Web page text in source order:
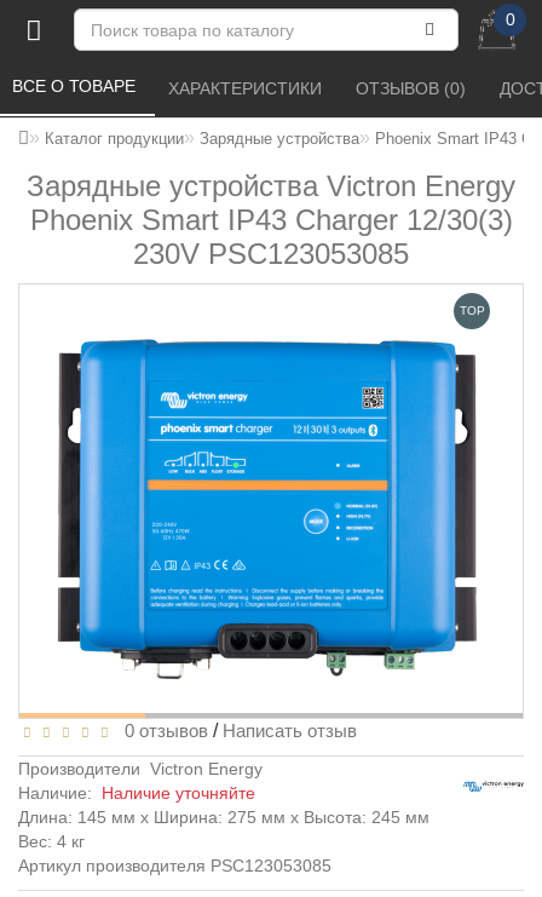
0
Каталог продукции Зарядные устройства Phoenix Smart IP43
Зарядные устройства Victron Energy
Phoenix Smart IP43 Charger 12/30(3)
230V PSC123053085
ВСЕ О ТОВАРЕ ХАРАКТЕРИСТИКИ ОТЗЫВОВ (0)
TOP
0 отзывов / Написать отзыв
Производители Victron Energy
Наличие: Наличие уточняйте
Длина: 145 мм x Ширина: 275 мм x Высота: 245 мм
Вес: 4 кг
Артикул производителя PSC123053085